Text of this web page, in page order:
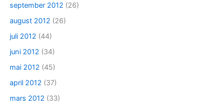
september 2012 (26)
august 2012 (26)
juli 2012 (44)
juni 2012 (34)
mai 2012 (45)
april 2012 (37)
mars 2012 (33)